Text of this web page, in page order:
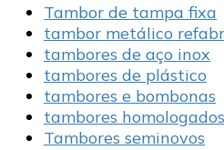
Tambor de tampa fixa
tambor metálico
tambores de aço inox
tambores de plástico
tambores e bombonas
tambores homologados
Tambores seminovos